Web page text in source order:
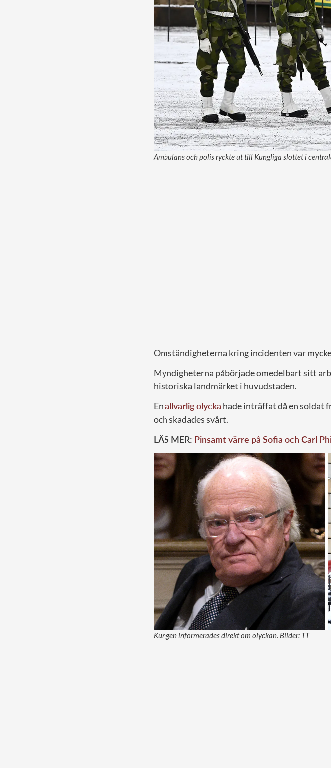
Ambulans och polis ryckte ut till Kungliga slottet i
Omständigheterna kring incidenten var
Myndigheterna påbörjade omedelbart sitt
historiska landmärket i huvudstaden.
Enallvarlig olycka hade inträffat då en soldat
och skadades svårt.
LÄS MER: Pinsamt värre på Sofia och Carl
Kungen informerades direkt om olyckan. Bilder: TT